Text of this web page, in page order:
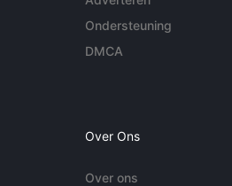
Ondersteuning
DMCA
Over Ons
Over ons